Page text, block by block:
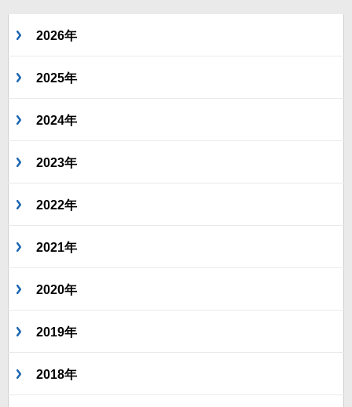
2026年
2025年
2024年
2023年
2022年
2021年
2020年
2019年
2018年